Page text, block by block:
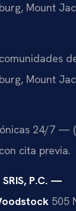
Mount
Mount
24/7 —
cita previa.
P.C. —
505